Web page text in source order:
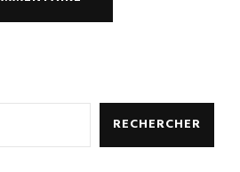
RECHERCHER